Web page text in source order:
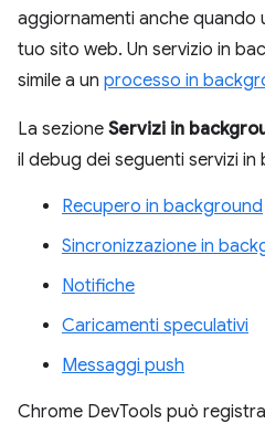
aggiornamenti anche quando
tuo sito web. Un servizio in
simile a un processo in
La sezione Servizi in
il debug dei seguenti servizi in
Recupero in background
Sincronizzazione in
Notifiche
Caricamenti speculativi
Messaggi push
Chrome DevTools può